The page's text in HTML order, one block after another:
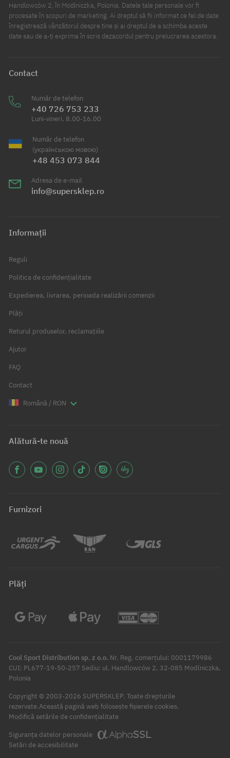
Handlowców 2, în Modlniczka, Polonia. Datele tale personale vor fi
procesate în scopuri de marketing. Ai dreptul să fii informat ce fel de date
înregistrează vânzătorul despre tine și ai dreptul de a schimba aceste
date sau de a-ți exprima în scris dezacordul pentru prelucrarea acestora.
Contact
Număr de telefon
+40 726 753 233
Luni-vineri, 8.00-16.00
Număr de telefon
(українською мовою)
+48 453 073 844
Adresa de e-mail
info@supersklep.ro
Informații
Reguli
Politica de confidențialitate
Expedierea, livrarea, perioada realizării comenzii
Plăți
Returul produselor, reclamațiile
Ajutor
FAQ
Contact
Română / RON
Alătură-te nouă
Furnizori
Plăți
Cool Sport Distribution sp. z o.o. Nr. Reg. comerțului: 0001179986
CUI: PL677-19-50-257 Sediu: ul. Handlowców 2, 32-085 Modlniczka,
Polonia
Copyright © 2003-2026 SUPERSKLEP. Toate drepturile
rezervate.Această pagină web folosește fișierele cookies.
Modifică setările de confidențialitate
Siguranța datelor personale
Setări de accesibilitate